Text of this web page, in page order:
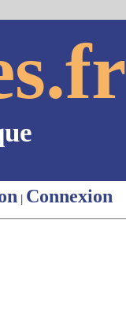
| Connexion